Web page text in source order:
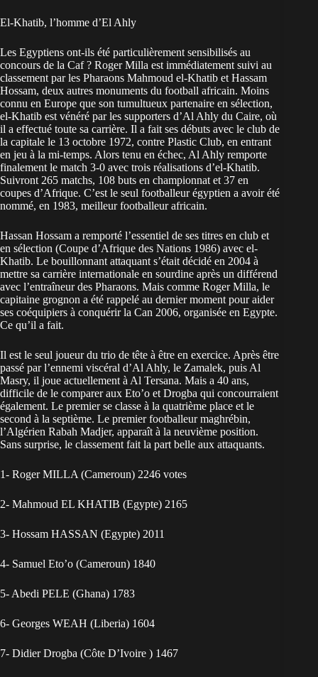
El-Khatib, l’homme d’El Ahly
Les Egyptiens ont-ils été particulièrement sensibilisés au
concours de la Caf ? Roger Milla est immédiatement suivi au
classement par les Pharaons Mahmoud el-Khatib et Hassam
Hossam, deux autres monuments du football africain. Moins
connu en Europe que son tumultueux partenaire en sélection,
el-Khatib est vénéré par les supporters d’Al Ahly du Caire, où
il a effectué toute sa carrière. Il a fait ses débuts avec le club de
la capitale le 13 octobre 1972, contre Plastic Club, en entrant
en jeu à la mi-temps. Alors tenu en échec, Al Ahly remporte
finalement le match 3-0 avec trois réalisations d’el-Khatib.
Suivront 265 matchs, 108 buts en championnat et 37 en
coupes d’Afrique. C’est le seul footballeur égyptien a avoir été
nommé, en 1983, meilleur footballeur africain.
Hassan Hossam a remporté l’essentiel de ses titres en club et
en sélection (Coupe d’Afrique des Nations 1986) avec el-
Khatib. Le bouillonnant attaquant s’était décidé en 2004 à
mettre sa carrière internationale en sourdine après un différend
avec l’entraîneur des Pharaons. Mais comme Roger Milla, le
capitaine grognon a été rappelé au dernier moment pour aider
ses coéquipiers à conquérir la Can 2006, organisée en Egypte.
Ce qu’il a fait.
Il est le seul joueur du trio de tête à être en exercice. Après être
passé par l’ennemi viscéral d’Al Ahly, le Zamalek, puis Al
Masry, il joue actuellement à Al Tersana. Mais a 40 ans,
difficile de le comparer aux Eto’o et Drogba qui concourraient
également. Le premier se classe à la quatrième place et le
second à la septième. Le premier footballeur maghrébin,
l’Algérien Rabah Madjer, apparaît à la neuvième position.
Sans surprise, le classement fait la part belle aux attaquants.
1- Roger MILLA (Cameroun) 2246 votes
2- Mahmoud EL KHATIB (Egypte) 2165
3- Hossam HASSAN (Egypte) 2011
4- Samuel Eto’o (Cameroun) 1840
5- Abedi PELE (Ghana) 1783
6- Georges WEAH (Liberia) 1604
7- Didier Drogba (Côte D’Ivoire ) 1467